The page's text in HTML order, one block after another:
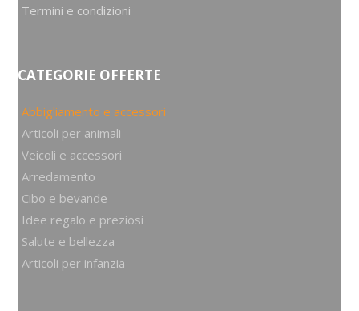
Termini e condizioni
CATEGORIE OFFERTE
Abbigliamento e accessori
Articoli per animali
Veicoli e accessori
Arredamento
Cibo e bevande
Idee regalo e preziosi
Salute e bellezza
Articoli per infanzia